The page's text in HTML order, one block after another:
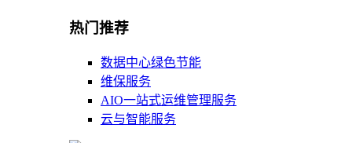
热门推荐
数据中心绿色节能
维保服务
AIO一站式运维管理服务
云与智能服务